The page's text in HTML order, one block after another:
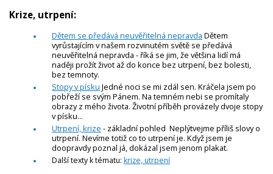
Krize, utrpení:
Dětem se předává neuvěřitelná nepravda Dětem
vyrůstajícím v našem rozvinutém světě se předává
neuvěřitelná nepravda - říká se jim, že většina lidí má
naději prožít život až do konce bez utrpení, bez bolesti,
bez temnoty.
Stopy v písku Jedné noci se mi zdál sen. Kráčela jsem po
pobřeží se svým Pánem. Na temném nebi se promítaly
obrazy z mého života. Životní příběh provázely dvoje stopy
v písku...
Utrpení, krize - základní pohled Neplýtvejme příliš slovy o
utrpení. Nevíme totiž co to utrpení je. Když jsem je
doopravdy poznal já, dokázal jsem jenom plakat.
Další texty k tématu: krize, utrpení